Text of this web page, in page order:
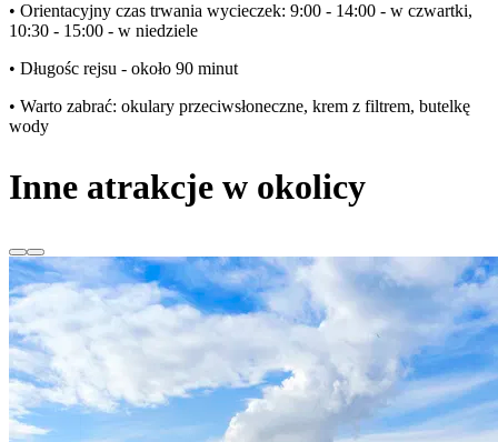
• Orientacyjny czas trwania wycieczek: 9:00 - 14:00 - w czwartki,
10:30 - 15:00 - w niedziele
• Długośc rejsu - około 90 minut
• Warto zabrać: okulary przeciwsłoneczne, krem z filtrem, butelkę
wody
Inne atrakcje w okolicy